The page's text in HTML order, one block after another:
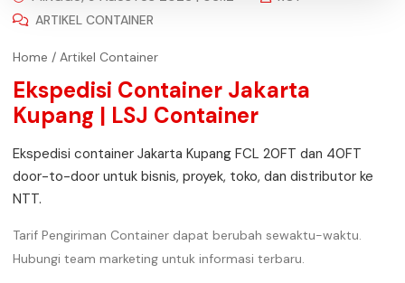
ARTIKEL CONTAINER
Home / Artikel Container
Ekspedisi Container Jakarta
Kupang | LSJ Container
Ekspedisi container Jakarta Kupang FCL 20FT dan 40FT
door-to-door untuk bisnis, proyek, toko, dan distributor ke
NTT.
Tarif Pengiriman Container dapat berubah sewaktu-waktu.
Hubungi team marketing untuk informasi terbaru.